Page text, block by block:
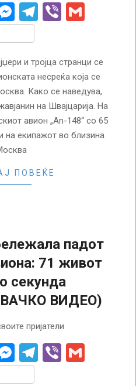
Messenger
Telegram
Viber
и тројца странци се
несреќа која се
Како се наведува,
на Швајцарија. На
авион „An-148“ со 65
на екипажот во близина
ПОВЕЌЕ
падот
71 живот
секунда
ВИДЕО)
пријатели
Messenger
Telegram
Viber